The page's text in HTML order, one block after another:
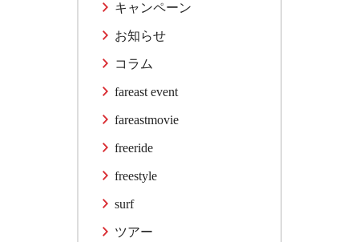
キャンペーン
お知らせ
コラム
fareast event
fareastmovie
freeride
freestyle
surf
ツアー